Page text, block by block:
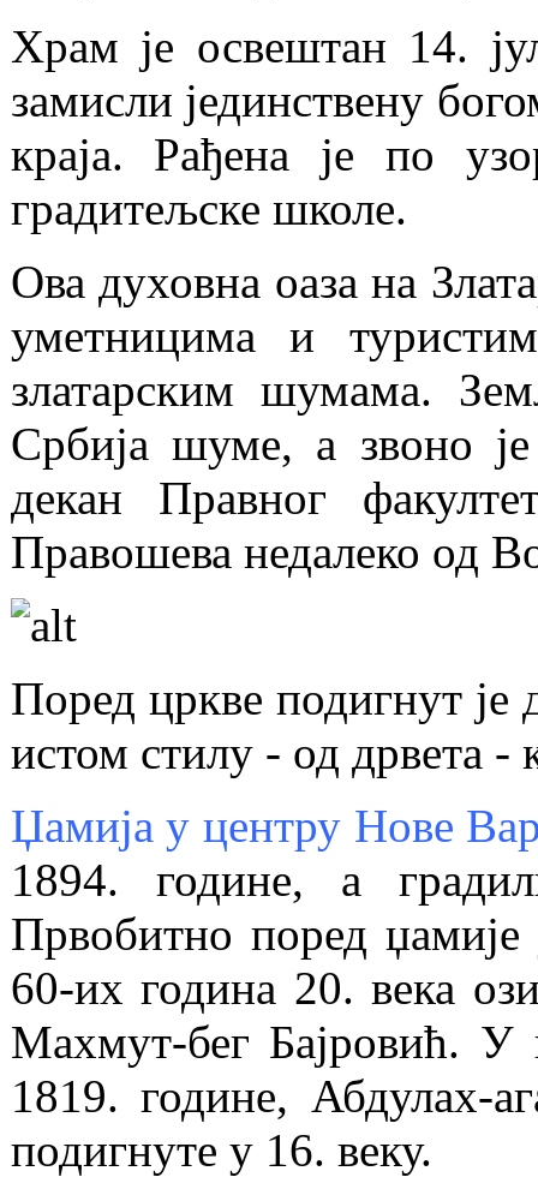
Храм је освештан 14.
замисли јединствену
краја. Рађена је по
градитељске школе.
Ова духовна оаза на
уметницима и
златарским шумама.
Србија шуме, а звоно
декан Правног
Правошева недалеко од
Поред цркве подигнут је
истом стилу - од дрвета -
Џамија у центру Нове
1894. године, а
Првобитно поред џамије
60-их година 20. века
Махмут-бег Бајровић. У
1819. године, Абдулах-
подигнуте у 16. веку.